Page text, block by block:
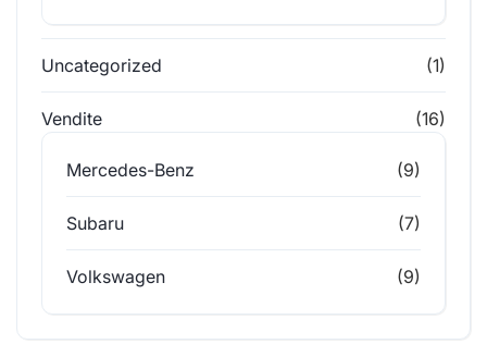
Uncategorized (1)
Vendite (16)
Mercedes-Benz (9)
Subaru (7)
Volkswagen (9)